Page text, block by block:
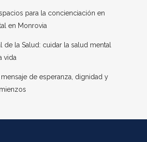
para la concienciación en
en Monrovia
de la Salud: cuidar la salud mental
vida
mensaje de esperanza, dignidad y